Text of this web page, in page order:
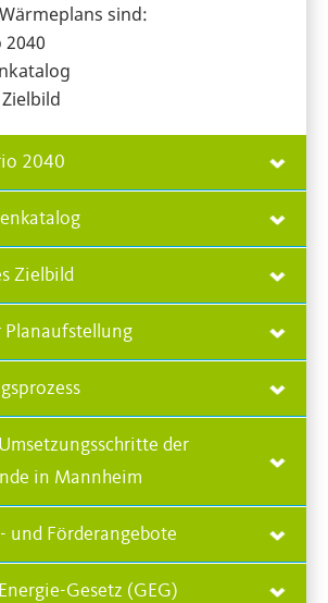
sind:
2040
2040
Zielbild
Planaufstellung
der
in Mannheim
und Förderangebote
Gesetz (GEG)